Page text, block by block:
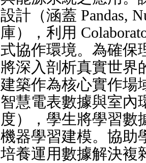
設計（涵蓋 Pandas,
庫），利用
式協作環境。為確保
將深入剖析真實世界
建築作為核心實作場
智慧電表數據與室內
度），學生將學習數
機器學習建模。協助
培養運用數據解決複